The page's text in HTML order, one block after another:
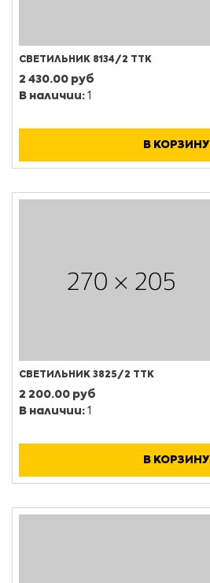
СВЕТИЛЬНИК 8134/2 ТТК
2 430.00 руб
В наличии: 1
В КОРЗИНУ
СВЕТИЛЬНИК 3825/2 ТТК
2 200.00 руб
В наличии: 1
В КОРЗИНУ